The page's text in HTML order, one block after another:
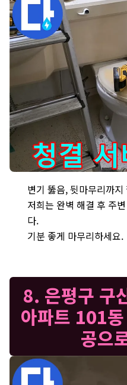
변기 뚫음, 뒷마무리까
저희는 완벽 해결 후 주
다.
기분 좋게 마무리하세요.
8. 은평구 구
아파트 101
공으